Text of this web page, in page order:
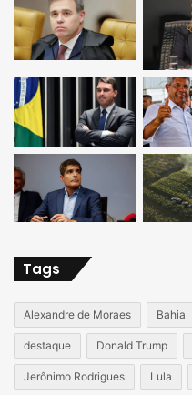
Tags
Alexandre de Moraes Bahia
destaque Donald Trump
Jerônimo Rodrigues Lula